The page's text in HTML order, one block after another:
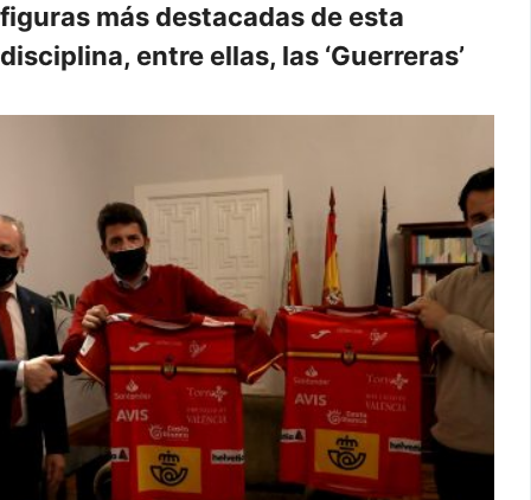
figuras más destacadas de esta
disciplina, entre ellas, las ‘Guerreras’